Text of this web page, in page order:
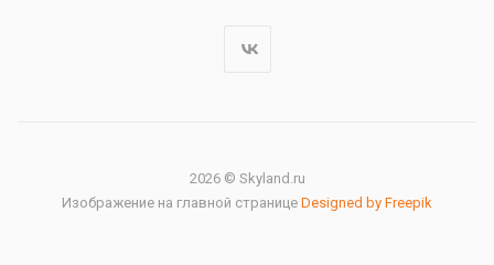
2026 © Skyland.ru
Изображение на главной странице Designed by Freepik